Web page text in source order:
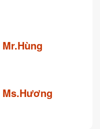
Mr.Hùng
Ms.Hương